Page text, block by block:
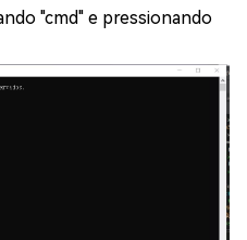
"cmd" e pressionando